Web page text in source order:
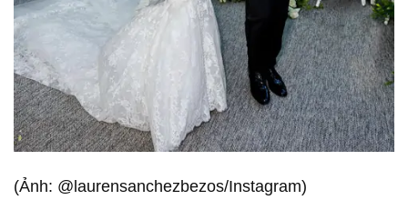
(Ảnh: @laurensanchezbezos/Instagram)